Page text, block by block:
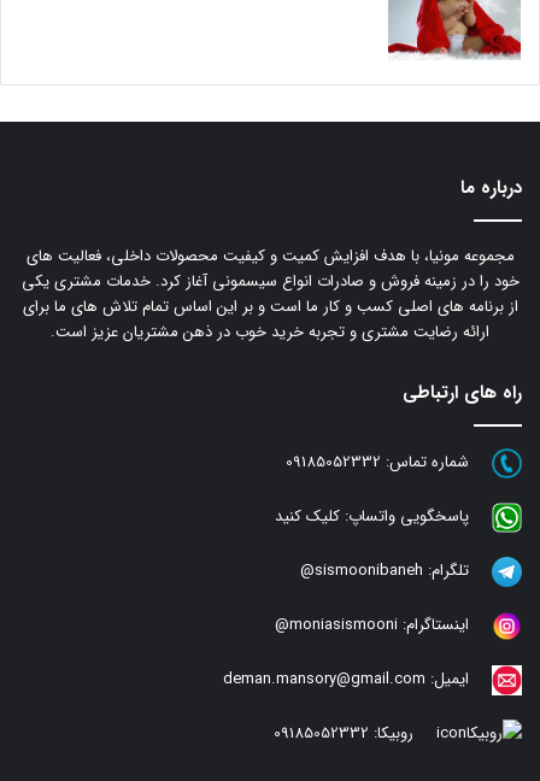
درباره ما
مجموعه مونیا، با هدف افزایش کمیت و کیفیت محصولات داخلی، فعالیت های
خود را در زمینه فروش و صادرات انواع سیسمونی آغاز کرد. خدمات مشتری یکی
از برنامه های اصلی کسب و کار ما است و بر این اساس تمام تلاش های ما برای
ارائه رضایت مشتری و تجربه خرید خوب در ذهن مشتریان عزیز است.
راه های ارتباطی
شماره تماس: 09185052332
پاسخگویی واتساپ: کلیک کنید
تلگرام: sismoonibaneh@
اینستاگرام: moniasismooni@
ایمیل: deman.mansory@gmail.com
روبیکا: 09185052332